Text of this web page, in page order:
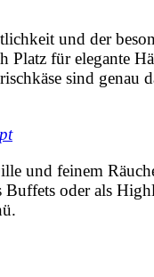
und der
Platz für elegante
sind genau
und feinem
Buffets oder als